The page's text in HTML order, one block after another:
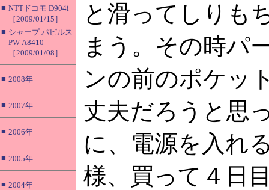
■ NTTドコモ D904i
［2009/01/15］
■ シャープ パピルス
PW-A8410
［2009/01/08］
■ 2008年
■ 2007年
■ 2006年
■ 2005年
■ 2004年
と滑ってしりも
まう。その時パ
ンの前のポケッ
丈夫だろうと思
に、電源を入れ
様、買って４日